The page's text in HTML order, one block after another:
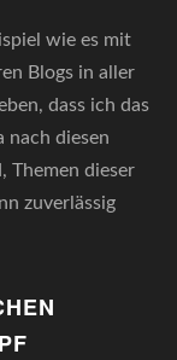
wie es mit
Blogs in aller
dass ich das
nach diesen
Themen dieser
zuverlässig